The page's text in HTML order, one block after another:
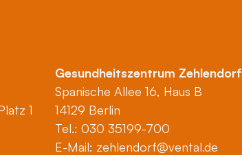
1
Gesundheitszentrum Zehlendorf
Spanische Allee 16, Haus B
14129 Berlin
Tel.: 030 35199-700
E-Mail: zehlendorf@vental.de